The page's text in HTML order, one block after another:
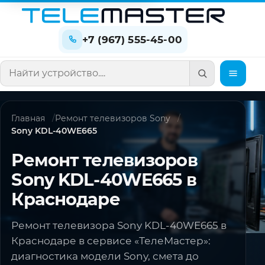
+7 (967) 555-45-00
Поиск по сайту
Главная
Ремонт телевизоров Sony
Sony KDL-40WE665
Ремонт телевизоров
Sony KDL-40WE665 в
Краснодаре
Ремонт телевизора Sony KDL-40WE665 в
Краснодаре в сервисе «ТелеМастер»:
диагностика модели Sony, смета до